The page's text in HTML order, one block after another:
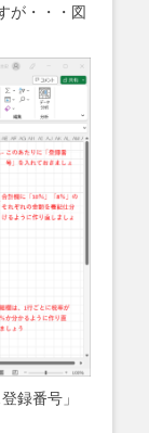
が・・・図
録番号」